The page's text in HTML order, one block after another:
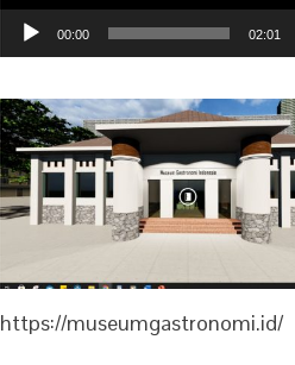
00:00 02:01
https://museumgastronomi.id/